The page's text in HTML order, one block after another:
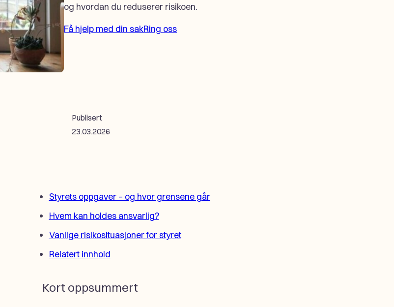
og hvordan du reduserer risikoen.
Få hjelp med din sakRing oss
Publisert
23.03.2026
Styrets oppgaver – og hvor grensene går
Hvem kan holdes ansvarlig?
Vanlige risikosituasjoner for styret
Relatert innhold
Kort oppsummert